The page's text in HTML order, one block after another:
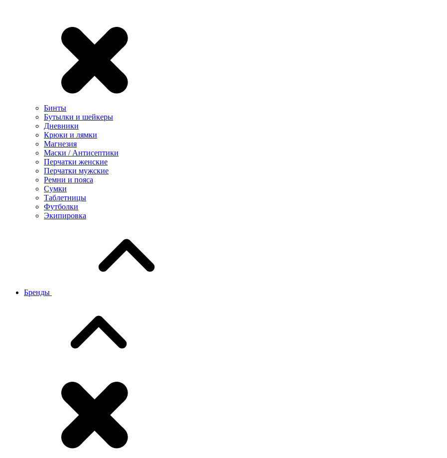
Бинты
Бутылки и шейкеры
Дневники
Крюки и лямки
Магнезия
Маски / Антисептики
Перчатки женские
Перчатки мужские
Ремни и пояса
Сумки
Таблетницы
Футболки
Экипировка
Бренды